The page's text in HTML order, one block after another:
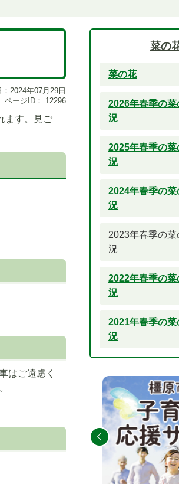
2024年07月29日
ページID：
12296
ます。見ご
はご遠慮く
菜の
菜の花
2026年春季の
況
2025年春季の
況
2024年春季の
況
2023年春季の
況
2022年春季の
況
2021年春季の
況
2
枚
目
の
ス